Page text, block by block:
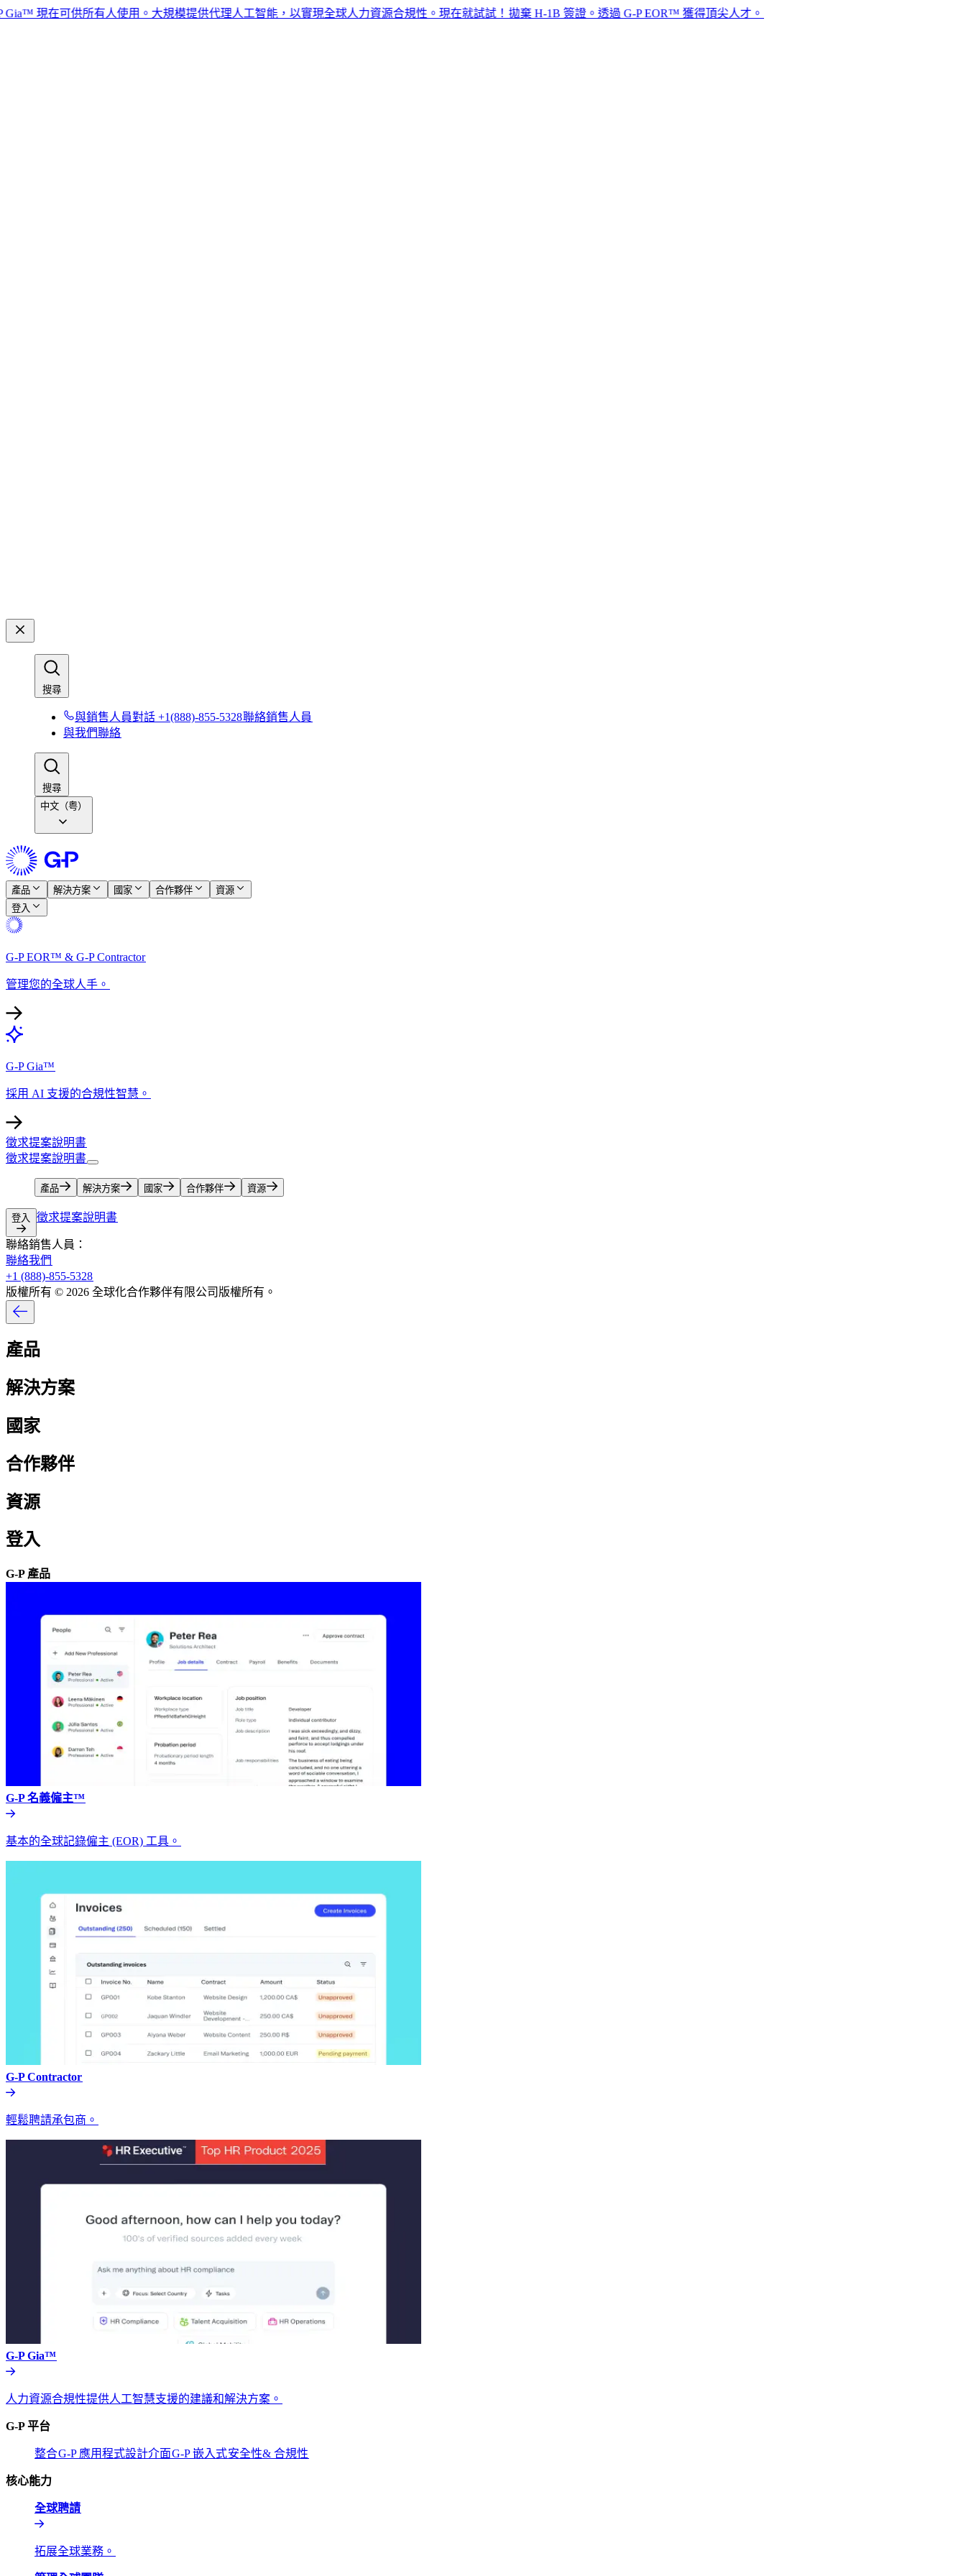
可供所有人使用。大規模提供代理人工智能，以實現全球人力資源合規性。現在就試試！​​拋棄 H-1B 簽證。透過 G-P EOR™ 獲得頂尖人才。​​
搜尋​​
與銷售人員對話 +1(888)-855-5328​​聯絡銷售人員​​
與我們聯絡​​
搜尋​​
中文（粤）
產品​​ 解決方案​​ 國家​​ 合作夥伴​​
資源​​
登入​​
G-P EOR™ & G-P Contractor​​
管理您的全球人手。​​
G-P Gia™​​
採用 AI 支援的合規性智慧。​​
徵求提案說明書​​
徵求提案說明書​​
產品​​ 解決方案​​ 國家​​ 合作夥伴​​ 資源​​
登入​​ 徵求提案說明書​​
聯絡銷售人員：​​
聯絡我們​​
+1 (888)-855-5328​​
版權所有 © 2026 全球化合作夥伴有限公司版權所有。​​
產品​​
解決方案​​
國家​​
合作夥伴​​
資源​​
登入​​
G-P 產品​​
G-P 名義僱主™​​
基本的全球記錄僱主 (EOR) 工具。​​
G-P Contractor​​
輕鬆聘請承包商。​​
G-P Gia™​​
人力資源合規性提供人工智慧支援的建議和解決方案。​​
G-P 平台​​
整合​​G-P 應用程式設計介面​​G-P 嵌入式​​安全性& 合規性​​
核心能力​​
全球聘請​​
拓展全球業務。​​